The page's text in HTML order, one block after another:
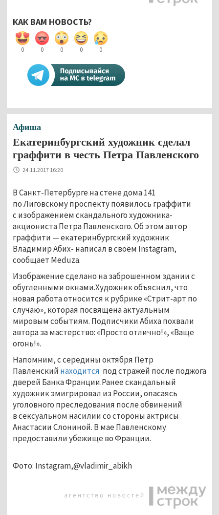
КАК ВАМ НОВОСТЬ?
0 0 0 0 0
Афиша
Екатеринбургский художник сделал
граффити в честь Петра Павленского
24.11.2017 16:20
В Санкт-Петербурге на стене дома 141
по Лиговскому проспекту появилось граффити
с изображением скандального художника-
акциониста Петра Павленского. Об этом автор
граффити — екатеринбургский художник
Владимир Абих- написал в своём Instagram,
сообщает Мeduza.
Изображение сделано на заброшенном здании с
обугленными окнами.Художник объяснил, что
новая работа относится к рубрике «Стрит-арт по
случаю», которая посвящена актуальным
мировым событиям. Подписчики Абиха похвали
автора за мастерство: «Просто отлично!», «Ваще
огонь!».
Напомним, с середины октября Пётр
Павленский находится под стражей после поджога
дверей Банка Франции.Ранее скандальный
художник эмигрировал из России, опасаясь
уголовного преследования после обвинений
в сексуальном насилии со стороны актрисы
Анастасии Слониной. В мае Павленскому
предоставили убежище во Франции.
Фото: Instagram,@vladimir_abikh